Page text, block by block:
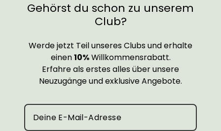
Gehörst du schon zu unserem
Club?
Werde jetzt Teil unseres Clubs und erhalte
einen10%Willkommensrabatt.
Erfahre als erstes alles über unsere
Neuzugänge und exklusive Angebote.